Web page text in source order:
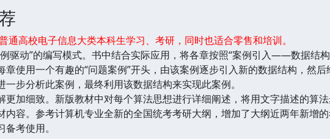
通高校电子信息大类本科生学习、考研，同时也适合零售和培训。
动”的编写模式。书中结合实际应用，将各章按照“案例引入——数据结
章使用一个有趣的“问题案例”开头，由该案例逐步引入新的数据结构，然
一步分析此案例，最终利用该数据结构来实现此案例。
加细致。新版教材中对每个算法思想进行详细阐述，将用文字描述的算
容。参考计算机专业全新的全国统考考研大纲，增加了大纲近两年新增
考使用。